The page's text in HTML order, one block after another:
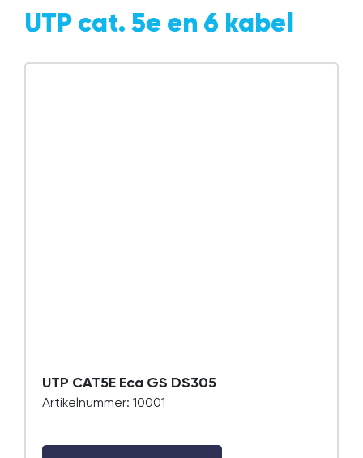
UTP cat. 5e en 6 kabel
UTP CAT5E Eca GS DS305
Artikelnummer: 10001